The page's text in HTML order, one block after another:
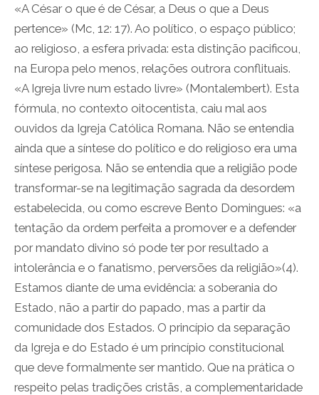
«A César o que é de César, a Deus o que a Deus
pertence» (Mc, 12: 17). Ao político, o espaço público;
ao religioso, a esfera privada: esta distinção pacificou,
na Europa pelo menos, relações outrora conflituais.
«A Igreja livre num estado livre» (Montalembert). Esta
fórmula, no contexto oitocentista, caiu mal aos
ouvidos da Igreja Católica Romana. Não se entendia
ainda que a síntese do político e do religioso era uma
síntese perigosa. Não se entendia que a religião pode
transformar-se na legitimação sagrada da desordem
estabelecida, ou como escreve Bento Domingues: «a
tentação da ordem perfeita a promover e a defender
por mandato divino só pode ter por resultado a
intolerância e o fanatismo, perversões da religião»(4).
Estamos diante de uma evidência: a soberania do
Estado, não a partir do papado, mas a partir da
comunidade dos Estados. O princípio da separação
da Igreja e do Estado é um princípio constitucional
que deve formalmente ser mantido. Que na prática o
respeito pelas tradições cristãs, a complementaridade